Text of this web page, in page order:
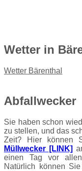
Wetter in
Wetter Bärenthal
Abfallwecker
Sie haben schon
zu stellen, und das
Zeit? Hier können
Müllwecker [LINK]
einen Tag vor allen
Natürlich können